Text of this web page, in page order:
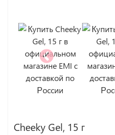
Cheeky Gel, 15 г